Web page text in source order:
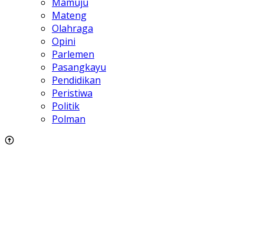
Mamuju
Mateng
Olahraga
Opini
Parlemen
Pasangkayu
Pendidikan
Peristiwa
Politik
Polman